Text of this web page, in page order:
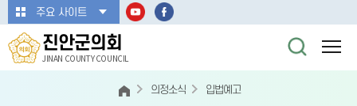
본문바로가기
주요 사이트
진안군의회
JINAN COUNTY COUNCIL
의정소식 입법예고